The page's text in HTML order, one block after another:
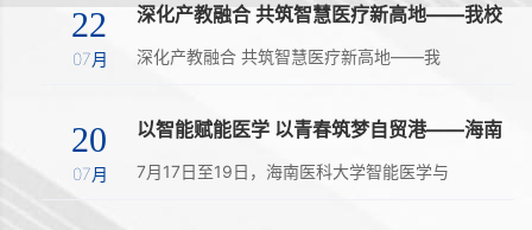
座谈会，双方围绕人工智能赋能医学教育、
现代产业学院建设、科研创新等议题深入交
22
07月
深化产教融合 共筑智慧医疗新高地——我校
企...
深化产教融合 共筑智慧医疗新高地——我
探索人工智能赋能医学教育与健康产业发展
的新路径，2026年7月18日，我校党委常
20
07月
以智能赋能医学 以青春筑梦自贸港——海南
究...
7月17日至19日，海南医科大学智能医学与